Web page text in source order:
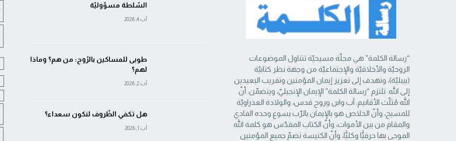
“رسالة الكلمة” هي مجلّة مسيحيّة تتناول الموضوعات
الروحيّة والأخلاقيّة والإجتماعيّة من ‏وجهة نظر كتابيّة
(بيبليّة)، وتهدف إلى تعزيز إيمان المؤمنين وتقريب البعيدين
إلى الله. تلتزم “رسالة ‏الكلمة” الإيمان الإنجيليّ، ويتضمّن: أنّ
الله مُثلّث الأقانيم: آب وابن وروح قدس، والولادة العذراويّة
‏للمسيح، وأنّ الخلاص هو بالإيمان بالرّب يسوع وحده الفادي
والمقام من بين الأموات، وأنّ الكتاب ‏المقدّس هو كلمة الله
الموحى بها حرفيًّا وكليًّا، وأنّ الكنيسة تضمّ جميع المؤمنين
السّلطة مسؤوليّة
آب 4, 2026
طوبى للمساكين بالرّوح: من هم؟ وماذا
لهم؟
آب 2, 2026
هل تكفي الظّروف لنكون سعداء؟
آب 1, 2026